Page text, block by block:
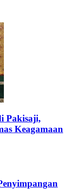
Pakisaji,
Keagamaan